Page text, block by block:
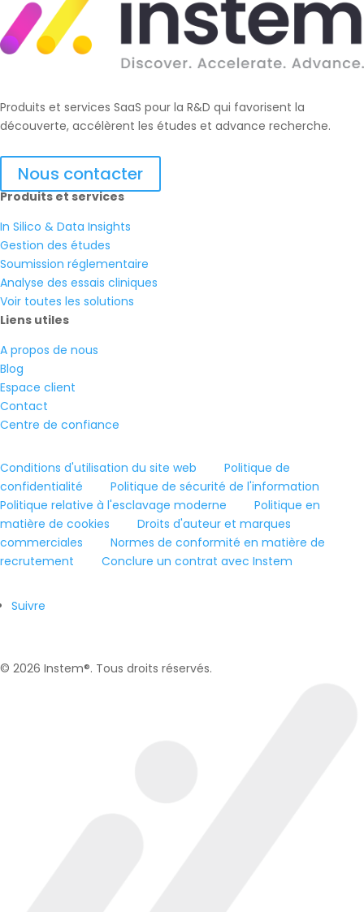
Produits et services SaaS pour la R&D qui favorisent la
découverte, accélèrent les études et advance recherche.
Nous contacter
Produits et services
In Silico & Data Insights
Gestion des études
Soumission réglementaire
Analyse des essais cliniques
Voir toutes les solutions
Liens utiles
A propos de nous
Blog
Espace client
Contact
Centre de confiance
Conditions d'utilisation du site web
Politique de
confidentialité
Politique de sécurité de l'information
Politique relative à l'esclavage moderne
Politique en
matière de cookies
Droits d'auteur et marques
commerciales
Normes de conformité en matière de
recrutement
Conclure un contrat avec Instem
Suivre
© 2026 Instem®. Tous droits réservés.